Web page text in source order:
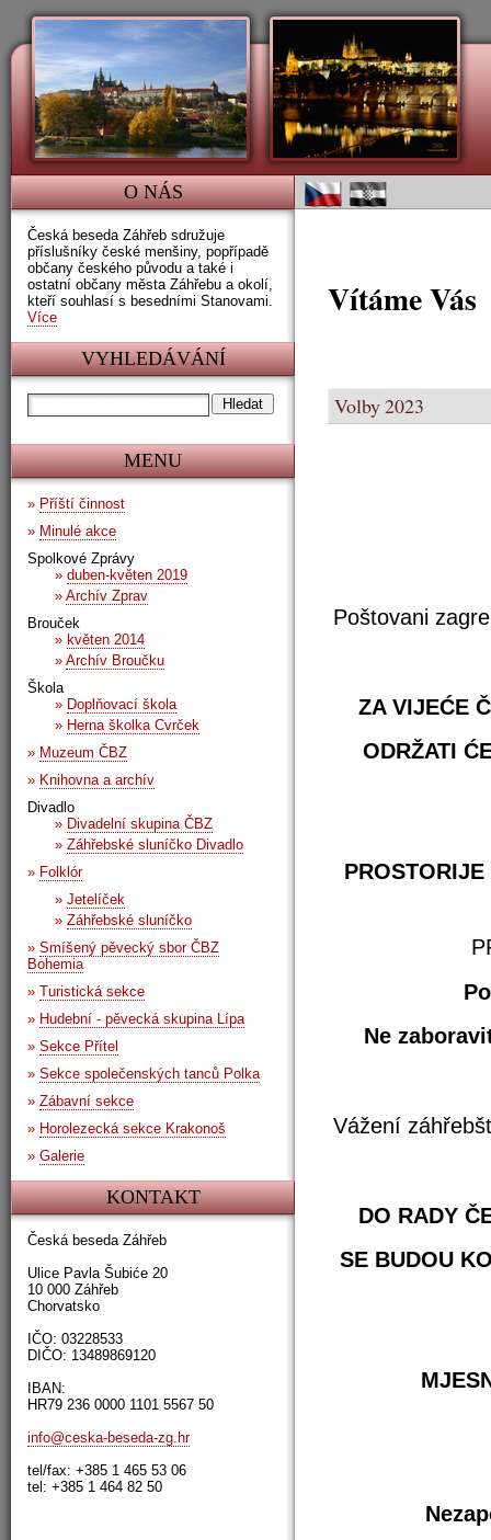
O NÁS
Česká beseda Záhřeb sdružuje
příslušníky české menšiny, popřípadě
občany českého původu a také i
ostatní občany města Záhřebu a okolí,
kteří souhlasí s besedními Stanovami.
Více
VYHLEDÁVÁNÍ
MENU
» Příští činnost
» Minulé akce
Spolkové Zprávy
» duben-květen 2019
» Archív Zprav
Brouček
» květen 2014
» Archív Broučku
Škola
» Doplňovací škola
» Herna školka Cvrček
» Muzeum ČBZ
» Knihovna a archív
Divadlo
» Divadelní skupina ČBZ
» Záhřebské sluníčko Divadlo
» Folklór
» Jetelíček
» Záhřebské sluníčko
» Smíšený pěvecký sbor ČBZ
Bohemia
» Turistická sekce
» Hudební - pěvecká skupina Lípa
» Sekce Přítel
» Sekce společenských tanců Polka
» Zábavní sekce
» Horolezecká sekce Krakonoš
» Galerie
KONTAKT
Česká beseda Záhřeb
Ulice Pavla Šubiće 20
10 000 Záhřeb
Chorvatsko
IČO: 03228533
DIČO: 13489869120
IBAN:
HR79 236 0000 1101 5567 50
info@ceska-beseda-zg.hr
tel/fax: +385 1 465 53 06
tel: +385 1 464 82 50
Vítáme Vás
Volby 2023
Poštovani
ZA VIJEĆE
ODRŽATI
Ne
Vážení
DO RADY
SE BUDOU